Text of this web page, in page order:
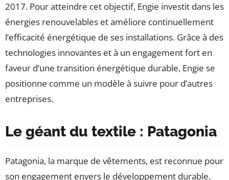
2017. Pour atteindre cet objectif, Engie investit dans les
énergies renouvelables et améliore continuellement
l’efficacité énergétique de ses installations. Grâce à des
technologies innovantes et à un engagement fort en
faveur d’une transition énergétique durable, Engie se
positionne comme un modèle à suivre pour d’autres
entreprises.
Le géant du textile : Patagonia
Patagonia, la marque de vêtements, est reconnue pour
son engagement envers le développement durable.